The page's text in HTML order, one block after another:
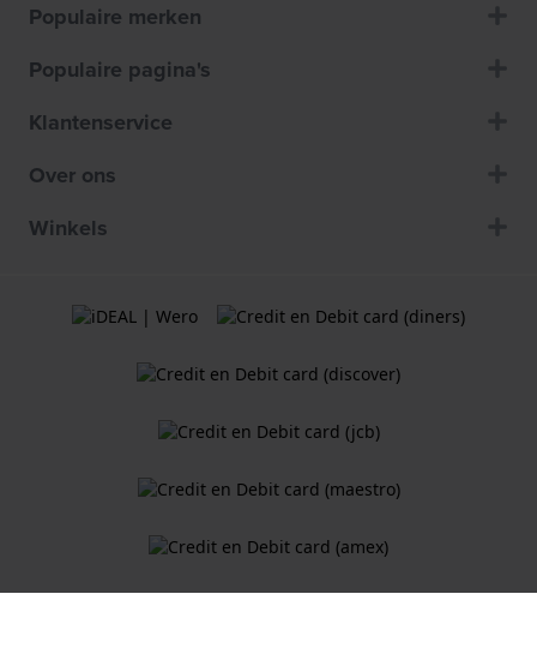
Populaire merken
Populaire pagina's
Klantenservice
Over ons
Winkels